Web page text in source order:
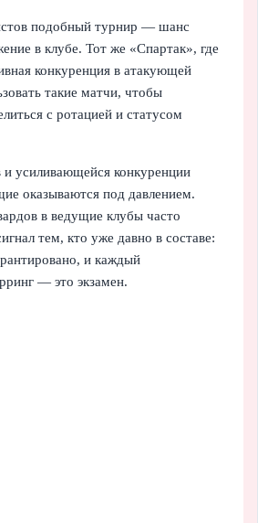
подобный турнир — шанс
в клубе. Тот же «Спартак», где
конкуренция в атакующей
такие матчи, чтобы
с ротацией и статусом
усиливающейся конкуренции
оказываются под давлением.
в ведущие клубы часто
тем, кто уже давно в составе:
и каждый
— это экзамен.